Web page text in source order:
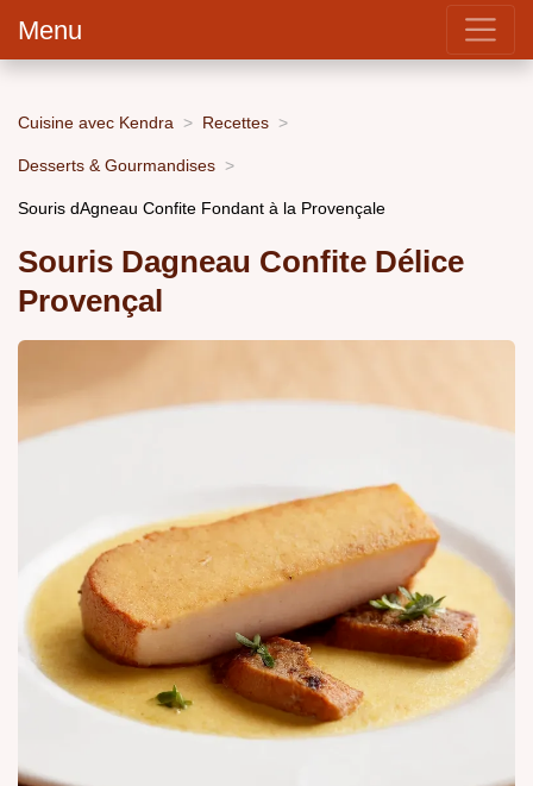
Menu
Cuisine avec Kendra Recettes
Desserts & Gourmandises
Souris dAgneau Confite Fondant à la Provençale
Souris Dagneau Confite Délice
Provençal